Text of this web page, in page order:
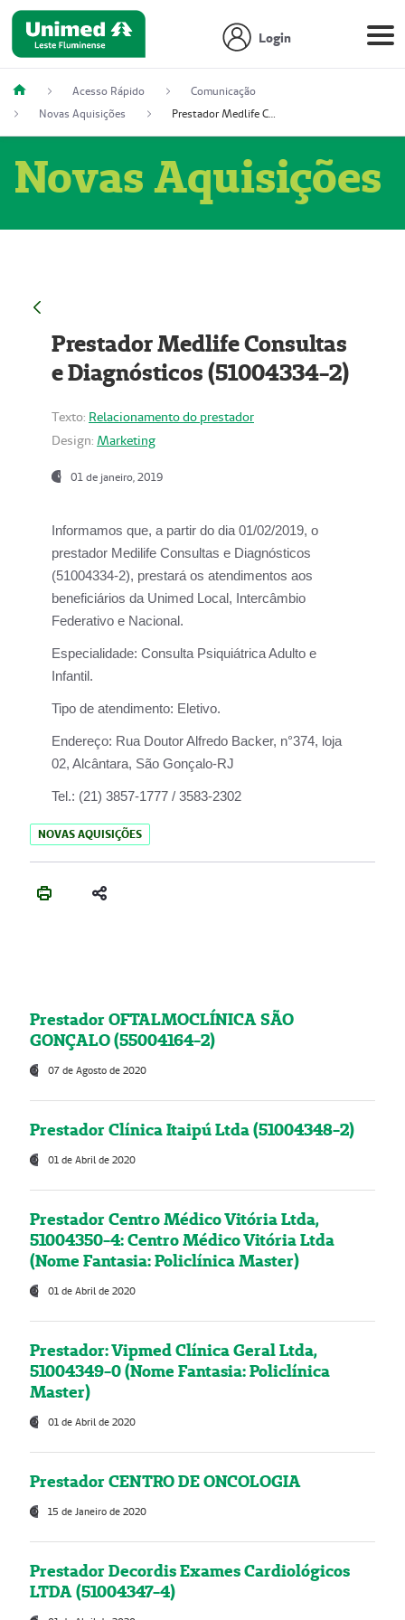
Login
Acesso Rápido
Comunicação
Novas Aquisições
Prestador Medlife Consultas e Diagnósticos (51004334-2)
Novas Aquisições
Prestador Medlife Consultas
e Diagnósticos (51004334-2)
Texto: Relacionamento do prestador
Design: Marketing
01 de janeiro, 2019
Informamos que, a partir do dia 01/02/2019, o
prestador Medilife Consultas e Diagnósticos
(51004334-2), prestará os atendimentos aos
beneficiários da Unimed Local, Intercâmbio
Federativo e Nacional.
Especialidade: Consulta Psiquiátrica Adulto e
Infantil.
Tipo de atendimento: Eletivo.
Endereço: Rua Doutor Alfredo Backer, n°374, loja
02, Alcântara, São Gonçalo-RJ
Tel.: (21) 3857-1777 / 3583-2302
NOVAS AQUISIÇÕES
Prestador OFTALMOCLÍNICA SÃO
GONÇALO (55004164-2)
07 de Agosto de 2020
Prestador Clínica Itaipú Ltda (51004348-2)
01 de Abril de 2020
Prestador Centro Médico Vitória Ltda,
51004350-4: Centro Médico Vitória Ltda
(Nome Fantasia: Policlínica Master)
01 de Abril de 2020
Prestador: Vipmed Clínica Geral Ltda,
51004349-0 (Nome Fantasia: Policlínica
Master)
01 de Abril de 2020
Prestador CENTRO DE ONCOLOGIA
15 de Janeiro de 2020
Prestador Decordis Exames Cardiológicos
LTDA (51004347-4)